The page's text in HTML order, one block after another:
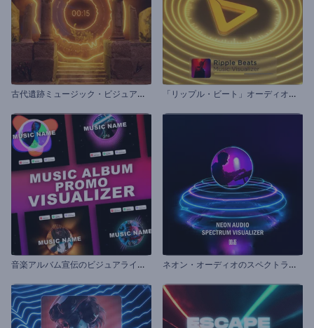
古
代遺跡ミュージック・ビジュアライザー 「
リップル・ビート」オーディオビジュアライザー
音
楽アルバム宣伝のビジュアライザー ネ
オン・オーディオのスペクトラム・ビジュアライザー